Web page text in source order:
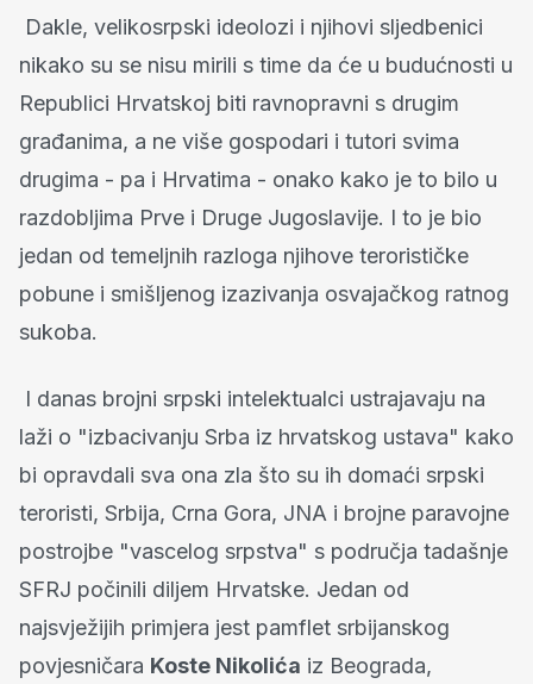
Dakle, velikosrpski ideolozi i njihovi sljedbenici
nikako su se nisu mirili s time da će u budućnosti u
Republici Hrvatskoj biti ravnopravni s drugim
građanima, a ne više gospodari i tutori svima
drugima - pa i Hrvatima - onako kako je to bilo u
razdobljima Prve i Druge Jugoslavije. I to je bio
jedan od temeljnih razloga njihove terorističke
pobune i smišljenog izazivanja osvajačkog ratnog
sukoba.
I danas brojni srpski intelektualci ustrajavaju na
laži o "izbacivanju Srba iz hrvatskog ustava" kako
bi opravdali sva ona zla što su ih domaći srpski
teroristi, Srbija, Crna Gora, JNA i brojne paravojne
postrojbe "vascelog srpstva" s područja tadašnje
SFRJ počinili diljem Hrvatske. Jedan od
najsvježijih primjera jest pamflet srbijanskog
povjesničara Koste Nikolića iz Beograda,